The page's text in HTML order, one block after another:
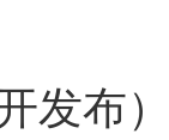
发布